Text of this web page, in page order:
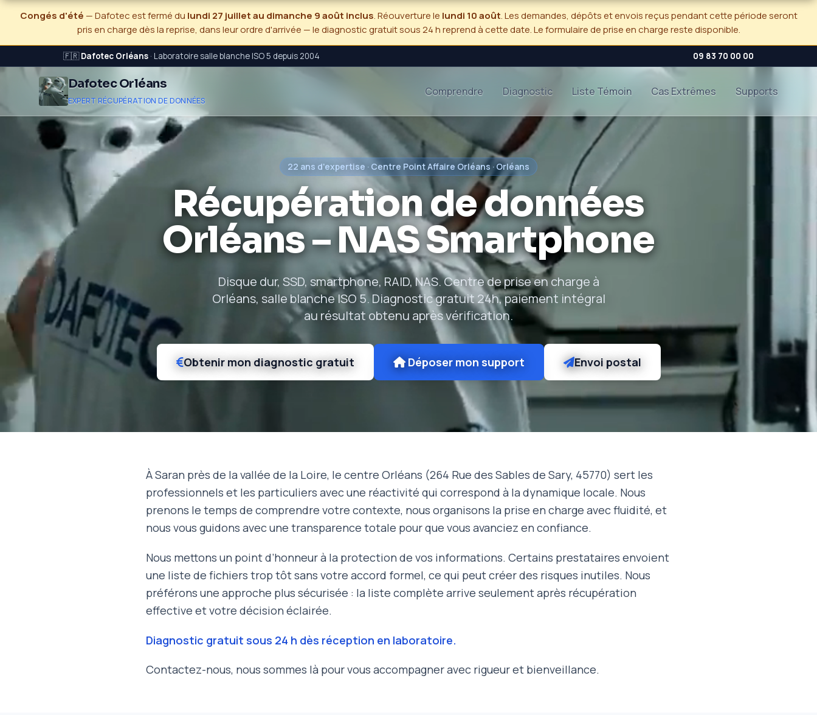
Congés d'été — Dafotec est fermé du lundi 27 juillet au dimanche 9 août inclus. Réouverture le lundi 10 août. Les demandes, dépôts et envois reçus pendant cette période seront
pris en charge dès la reprise, dans leur ordre d'arrivée — le diagnostic gratuit sous 24 h reprend à cette date. Le formulaire de prise en charge reste disponible.
🇫🇷Dafotec Orléans · Laboratoire salle blanche ISO 5 depuis 2004 09 83 70 00 00
Dafotec Orléans
EXPERT RÉCUPÉRATION DE DONNÉES
Comprendre Diagnostic Liste Témoin Cas Extrêmes Supports
22 ans d'expertise · Centre Point Affaire Orléans · Orléans
Récupération de données
Orléans – NAS Smartphone
Disque dur, SSD, smartphone, RAID, NAS. Centre de prise en charge à
Orléans, salle blanche ISO 5. Diagnostic gratuit 24h, paiement intégral
au résultat obtenu après vérification.
Obtenir mon diagnostic gratuit Déposer mon support Envoi postal
À Saran près de la vallée de la Loire, le centre Orléans (264 Rue des Sables de Sary, 45770) sert les
professionnels et les particuliers avec une réactivité qui correspond à la dynamique locale. Nous
prenons le temps de comprendre votre contexte, nous organisons la prise en charge avec fluidité, et
nous vous guidons avec une transparence totale pour que vous avanciez en confiance.
Nous mettons un point d’honneur à la protection de vos informations. Certains prestataires envoient
une liste de fichiers trop tôt sans votre accord formel, ce qui peut créer des risques inutiles. Nous
préférons une approche plus sécurisée : la liste complète arrive seulement après récupération
effective et votre décision éclairée.
Diagnostic gratuit sous 24 h dès réception en laboratoire.
Contactez-nous, nous sommes là pour vous accompagner avec rigueur et bienveillance.